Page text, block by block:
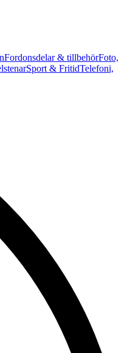
Fordonsdelar & tillbehörFoto,
Sport & FritidTelefoni,